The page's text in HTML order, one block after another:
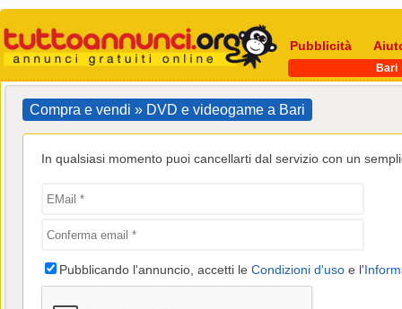
Pubblicità
Bari
Compra e vendi » DVD e videogame a Bari
In qualsiasi momento puoi cancellarti dal servizio con un
Pubblicando l'annuncio, accetti le Condizioni d'uso e l'